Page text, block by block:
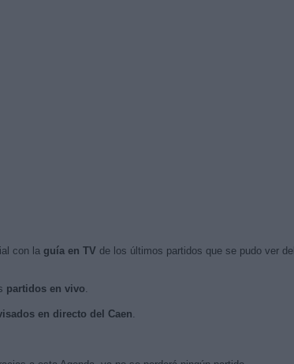
con la guía en TV de los últimos partidos que se pudo ver del
partidos en vivo.
en directo del Caen.